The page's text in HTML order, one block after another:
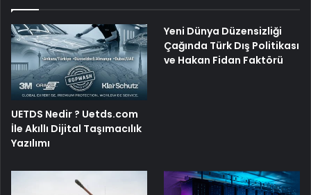
UETDS Nedir ? Uetds.com
İle Akıllı Dijital Taşımacılık
Yazılımı
Yeni Dünya Düzensizliği
Çağında Türk Dış Politikası
ve Hakan Fidan Faktörü